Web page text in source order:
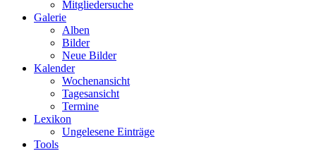
Mitgliedersuche
Galerie
Alben
Bilder
Neue Bilder
Kalender
Wochenansicht
Tagesansicht
Termine
Lexikon
Ungelesene Einträge
Tools